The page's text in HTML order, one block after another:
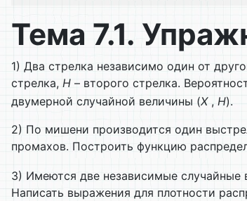
Тема 7.1.
1) Два стрелка независимо один от
стрелка, H – второго стрелка.
двумерной случайной величины (X, H).
2) По мишени производится один
промахов. Построить функцию
3) Имеются две независимые случайные
Написать выражения для плотности